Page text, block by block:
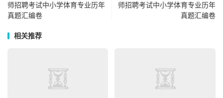
师招聘考试中小学体育专业历年
真题汇编卷
师招聘考试中小学体育专业历年
真题汇编卷
相关推荐